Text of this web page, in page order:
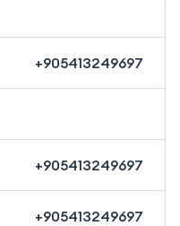
+905413249697
+905413249697
+905413249697